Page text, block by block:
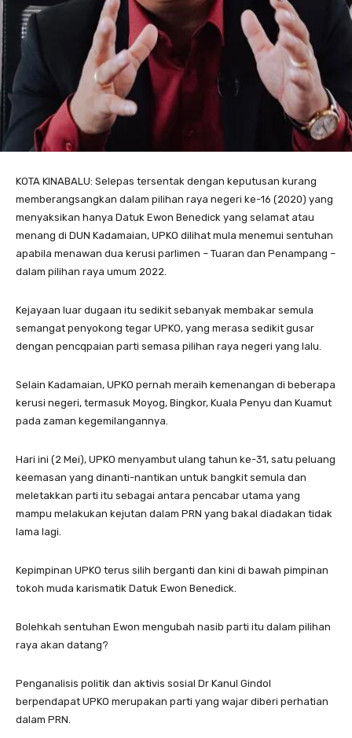
KOTA KINABALU: Selepas tersentak dengan keputusan kurang
memberangsangkan dalam pilihan raya negeri ke-16 (2020) yang
menyaksikan hanya Datuk Ewon Benedick yang selamat atau
menang di DUN Kadamaian, UPKO dilihat mula menemui sentuhan
apabila menawan dua kerusi parlimen – Tuaran dan Penampang –
dalam pilihan raya umum 2022.
Kejayaan luar dugaan itu sedikit sebanyak membakar semula
semangat penyokong tegar UPKO, yang merasa sedikit gusar
dengan pencqpaian parti semasa pilihan raya negeri yang lalu.
Selain Kadamaian, UPKO pernah meraih kemenangan di beberapa
kerusi negeri, termasuk Moyog, Bingkor, Kuala Penyu dan Kuamut
pada zaman kegemilangannya.
Hari ini (2 Mei), UPKO menyambut ulang tahun ke-31, satu peluang
keemasan yang dinanti-nantikan untuk bangkit semula dan
meletakkan parti itu sebagai antara pencabar utama yang
mampu melakukan kejutan dalam PRN yang bakal diadakan tidak
lama lagi.
Kepimpinan UPKO terus silih berganti dan kini di bawah pimpinan
tokoh muda karismatik Datuk Ewon Benedick.
Bolehkah sentuhan Ewon mengubah nasib parti itu dalam pilihan
raya akan datang?
Penganalisis politik dan aktivis sosial Dr Kanul Gindol
berpendapat UPKO merupakan parti yang wajar diberi perhatian
dalam PRN.